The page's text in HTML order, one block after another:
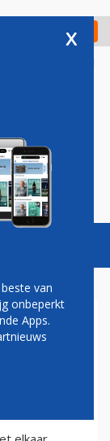
Check in
Vacatures
x
van
onbeperkt
Apps.